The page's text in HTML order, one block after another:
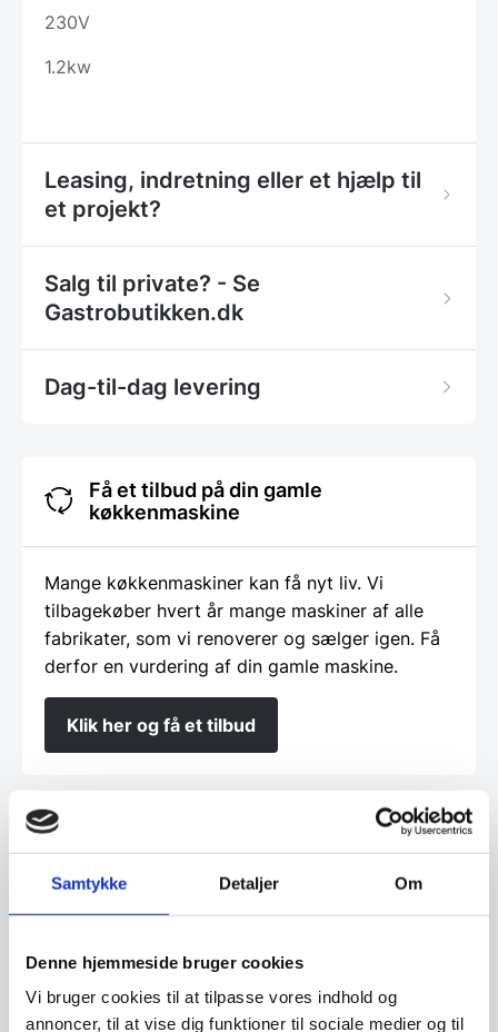
Samtykke Detaljer Om
Denne hjemmeside bruger cookies
Vi bruger cookies til at tilpasse vores indhold og
annoncer, til at vise dig funktioner til sociale medier og til
230V
1.2kw
Leasing, indretning eller et hjælp til
et projekt?
Salg til private? - Se
Gastrobutikken.dk
Dag-til-dag levering
Få et tilbud på din gamle
køkkenmaskine
Mange køkkenmaskiner kan få nyt liv. Vi
tilbagekøber hvert år mange maskiner af alle
fabrikater, som vi renoverer og sælger igen. Få
derfor en vurdering af din gamle maskine.
Klik her og få et tilbud
samarbejdspartnere. Du findes vores beregner
og ansøgningsskema her: